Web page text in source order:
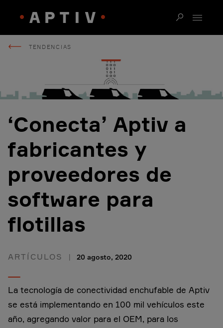
TENDENCIAS
‘Conecta’ Aptiv a
fabricantes y
proveedores de
software para
flotillas
ARTÍCULOS 20 agosto, 2020
La tecnología de conectividad enchufable de Aptiv
se está implementando en 100 mil vehículos este
año, agregando valor para el OEM, para los